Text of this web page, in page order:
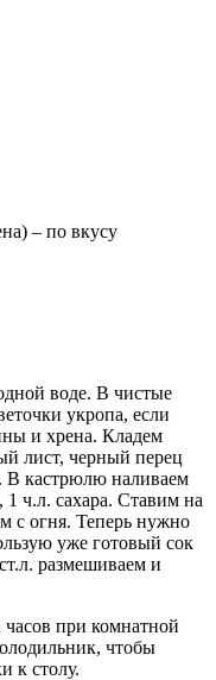
– по вкусу
воде. В чистые
укропа, если
и хрена. Кладем
лист, черный перец
В кастрюлю наливаем
ч.л. сахара. Ставим на
с огня. Теперь нужно
уже готовый сок
размешиваем и
часов при комнатной
чтобы
к столу.